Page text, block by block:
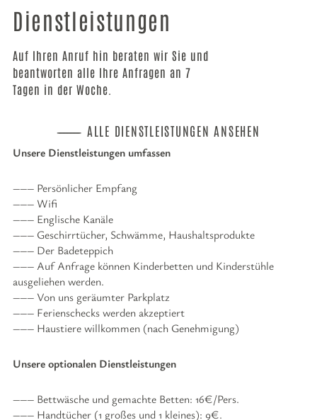
Dienstleistungen
Auf Ihren Anruf hin beraten wir Sie und
beantworten alle Ihre Anfragen an 7
Tagen in der Woche.
ALLE DIENSTLEISTUNGEN ANSEHEN
Unsere Dienstleistungen umfassen
Persönlicher Empfang
Wifi
Englische Kanäle
Geschirrtücher, Schwämme, Haushaltsprodukte
Der Badeteppich
Auf Anfrage können Kinderbetten und Kinderstühle
ausgeliehen werden.
Von uns geräumter Parkplatz
Ferienschecks werden akzeptiert
Haustiere willkommen (nach Genehmigung)
Unsere optionalen Dienstleistungen
Bettwäsche und gemachte Betten: 16€/Pers.
Handtücher (1 großes und 1 kleines): 9€.